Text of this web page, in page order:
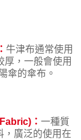
牛津布通常使用
厚，一般會使用
傘的傘布。
： 一種質
，廣泛的使用在